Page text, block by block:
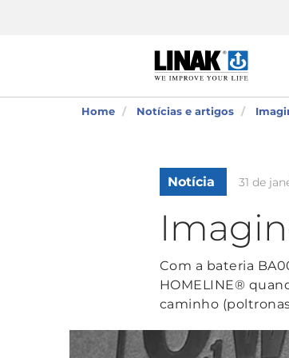
Home Notícias e artigos
Notícia 31 de
Com a bateria
HOMELINE®
caminho